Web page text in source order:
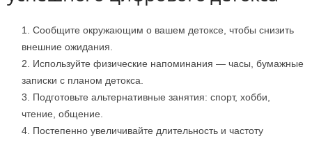
Сообщите окружающим о вашем детоксе, чтобы снизить
внешние ожидания.
Используйте физические напоминания — часы, бумажные
записки с планом детокса.
Подготовьте альтернативные занятия: спорт, хобби,
чтение, общение.
Постепенно увеличивайте длительность и частоту